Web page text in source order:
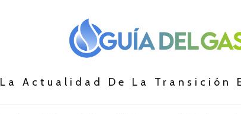
La Actualidad De La Transición